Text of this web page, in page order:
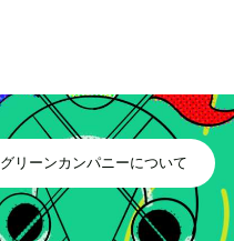
グリーンカンパニーについて